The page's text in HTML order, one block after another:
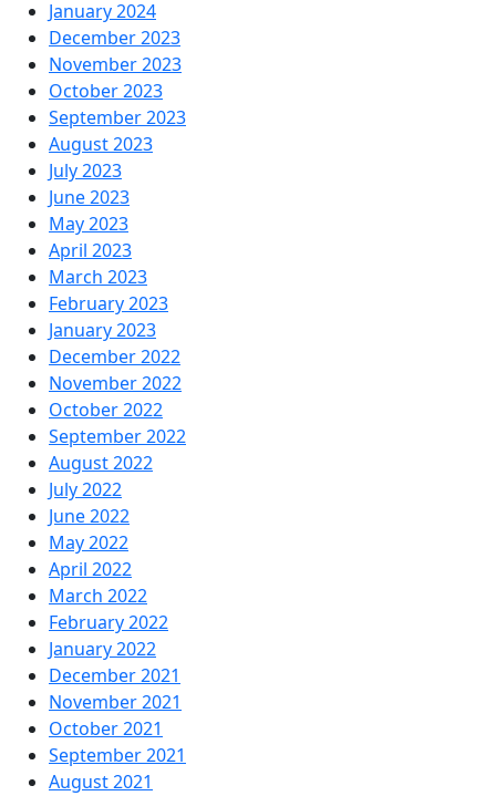
January 2024
December 2023
November 2023
October 2023
September 2023
August 2023
July 2023
June 2023
May 2023
April 2023
March 2023
February 2023
January 2023
December 2022
November 2022
October 2022
September 2022
August 2022
July 2022
June 2022
May 2022
April 2022
March 2022
February 2022
January 2022
December 2021
November 2021
October 2021
September 2021
August 2021